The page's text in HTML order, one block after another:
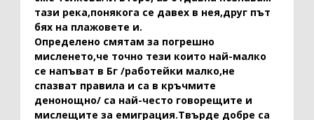
тази река,понякога се давех в нея,друг път
бях на плажовете и.
Определено смятам за погрешно
мисленето,че точно тези които най-малко
се напъват в Бг /работейки малко,не
спазват правила и са в кръчмите
денонощно/ са най-често говорещите и
мислещите за емиграция.Твърде добре са